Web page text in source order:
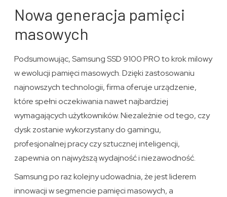
Nowa generacja pamięci
masowych
Podsumowując, Samsung SSD 9100 PRO to krok milowy
w ewolucji pamięci masowych. Dzięki zastosowaniu
najnowszych technologii, firma oferuje urządzenie,
które spełni oczekiwania nawet najbardziej
wymagających użytkowników. Niezależnie od tego, czy
dysk zostanie wykorzystany do gamingu,
profesjonalnej pracy czy sztucznej inteligencji,
zapewnia on najwyższą wydajność i niezawodność.
Samsung po raz kolejny udowadnia, że jest liderem
innowacji w segmencie pamięci masowych, a